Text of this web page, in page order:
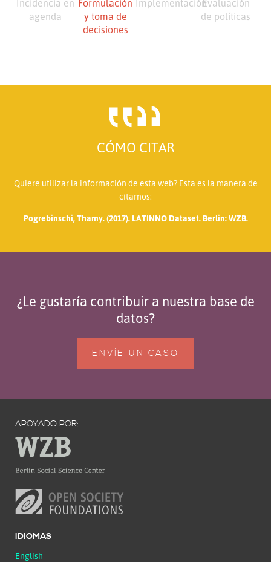
Incidencia en
agenda
Formulación
y toma de
decisiones
ImplementaciónEvaluación
de políticas
CÓMO CITAR
Quiere utilizar la información de esta web? Esta es la manera de
citarnos:
Pogrebinschi, Thamy. (2017). LATINNO Dataset. Berlin: WZB.
¿Le gustaría contribuir a nuestra base de
datos?
ENVÍE UN CASO
APOYADO POR:
IDIOMAS
English